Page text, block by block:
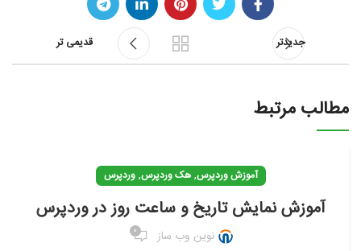
جدیدتر قدیمی تر
مطالب مرتبط
آموزش وردپرس,هک وردپرس,وردپرس
آموزش نمایش تاریخ و ساعت روز در وردپرس
نوین وب ساز 0